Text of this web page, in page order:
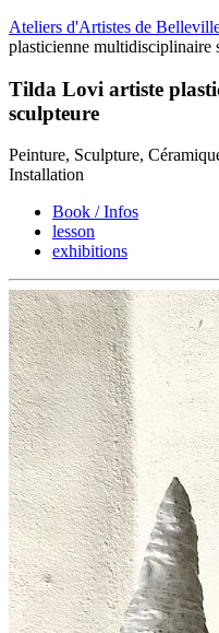
Ateliers d'Artistes de
plasticienne multidisciplinaire
Tilda Lovi artiste
sculpteure
Peinture, Sculpture,
Installation
Book / Infos
lesson
exhibitions